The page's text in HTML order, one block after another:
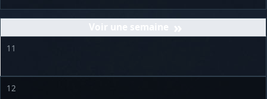
»
11
12